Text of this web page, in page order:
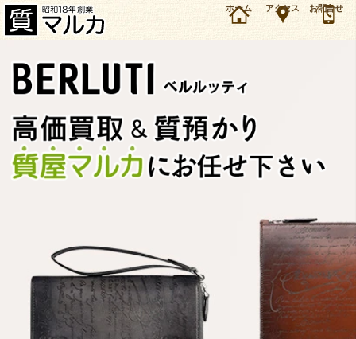
兵庫・川西市・雲雀丘花屋敷のお客様よりベルルッティ リバーシブル ベルトを3万5000円で買
取・質預かりしました。ベルルッティ バッグ・財布・小物の買取＆質預かり・質入れは大阪・
豊中の質屋マルカにお任せ下さい。（2022年5月時点の価格です）
ホーム アクセス お問合せ